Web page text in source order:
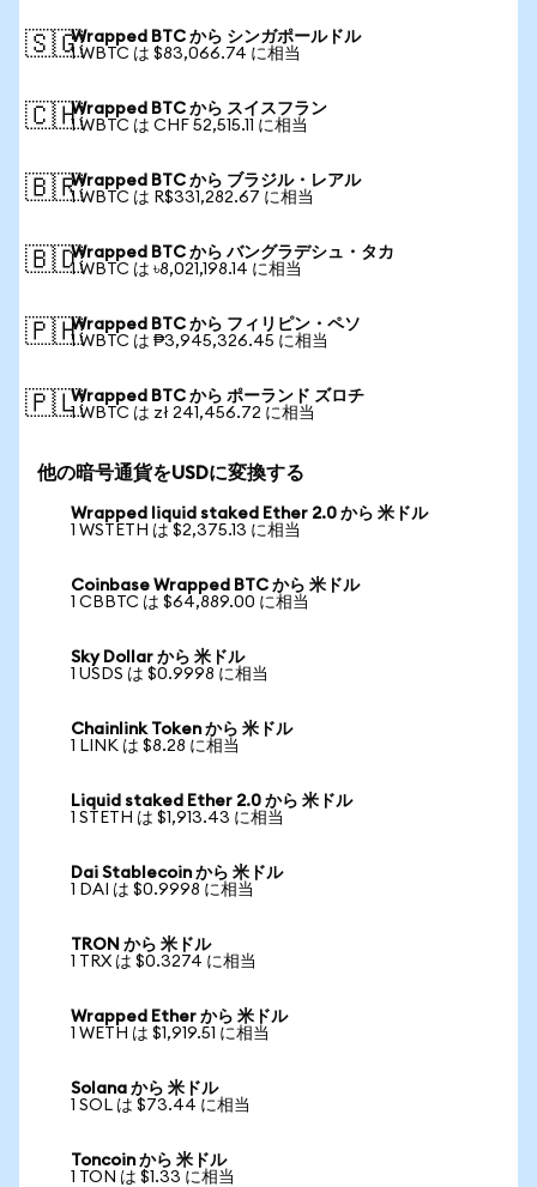
🇸🇬Wrapped BTC から シンガポールドル
1 WBTC は $83,066.74 に相当
🇨🇭Wrapped BTC から スイスフラン
1 WBTC は CHF 52,515.11 に相当
🇧🇷Wrapped BTC から ブラジル・レアル
1 WBTC は R$331,282.67 に相当
🇧🇩Wrapped BTC から バングラデシュ・タカ
1 WBTC は ৳8,021,198.14 に相当
🇵🇭Wrapped BTC から フィリピン・ペソ
1 WBTC は ₱3,945,326.45 に相当
🇵🇱Wrapped BTC から ポーランド ズロチ
1 WBTC は zł 241,456.72 に相当
他の暗号通貨をUSDに変換する
Wrapped liquid staked Ether 2.0 から 米ドル
1 WSTETH は $2,375.13 に相当
Coinbase Wrapped BTC から 米ドル
1 CBBTC は $64,889.00 に相当
Sky Dollar から 米ドル
1 USDS は $0.9998 に相当
Chainlink Token から 米ドル
1 LINK は $8.28 に相当
Liquid staked Ether 2.0 から 米ドル
1 STETH は $1,913.43 に相当
Dai Stablecoin から 米ドル
1 DAI は $0.9998 に相当
TRON から 米ドル
1 TRX は $0.3274 に相当
Wrapped Ether から 米ドル
1 WETH は $1,919.51 に相当
Solana から 米ドル
1 SOL は $73.44 に相当
Toncoin から 米ドル
1 TON は $1.33 に相当